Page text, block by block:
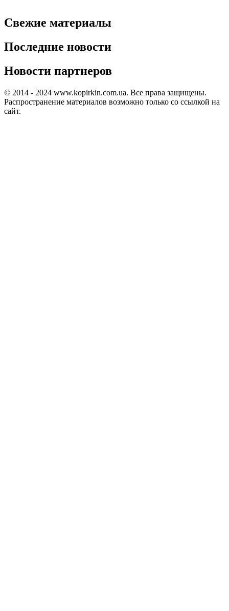
Свежие материалы
Последние новости
Новости партнеров
© 2014 - 2024 www.kopirkin.com.ua. Все права защищены.
Распространение материалов возможно только со ссылкой на
сайт.